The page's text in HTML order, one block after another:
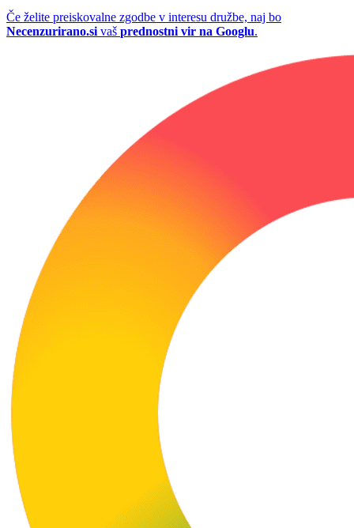
Če želite preiskovalne zgodbe v interesu družbe, naj bo
Necenzurirano.si vaš prednostni vir na Googlu.